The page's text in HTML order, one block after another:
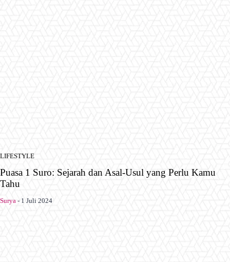
LIFESTYLE
Puasa 1 Suro: Sejarah dan Asal-Usul yang Perlu Kamu
Tahu
Surya - 1 Juli 2024